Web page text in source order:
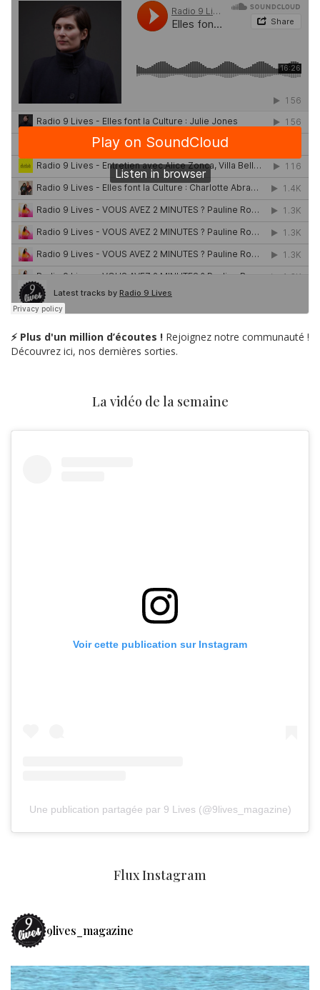
⚡ Plus d'un million d’écoutes ! Rejoignez notre communauté !
Découvrez ici, nos dernières sorties.
La vidéo de la semaine
Voir cette publication sur Instagram
Une publication partagée par 9 Lives (@9lives_magazine)
Flux Instagram
9lives_magazine